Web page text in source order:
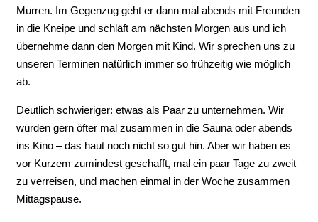
Murren. Im Gegenzug geht er dann mal abends mit Freunden
in die Kneipe und schläft am nächsten Morgen aus und ich
übernehme dann den Morgen mit Kind. Wir sprechen uns zu
unseren Terminen natürlich immer so frühzeitig wie möglich
ab.
Deutlich schwieriger: etwas als Paar zu unternehmen. Wir
würden gern öfter mal zusammen in die Sauna oder abends
ins Kino – das haut noch nicht so gut hin. Aber wir haben es
vor Kurzem zumindest geschafft, mal ein paar Tage zu zweit
zu verreisen, und machen einmal in der Woche zusammen
Mittagspause.